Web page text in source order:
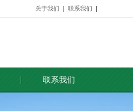
关于我们 联系我们
联系我们